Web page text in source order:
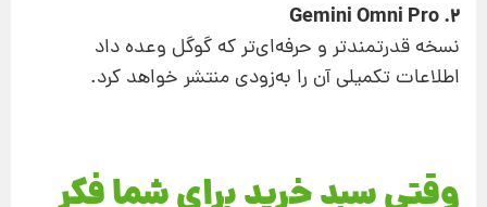
2. Gemini Omni Pro
نسخه قدرتمندتر و حرفه‌ای‌تر که گوگل وعده داد
اطلاعات تکمیلی آن را به‌زودی منتشر خواهد کرد.